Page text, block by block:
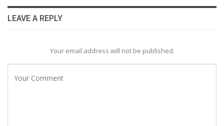
LEAVE A REPLY
Your email address will not be published.